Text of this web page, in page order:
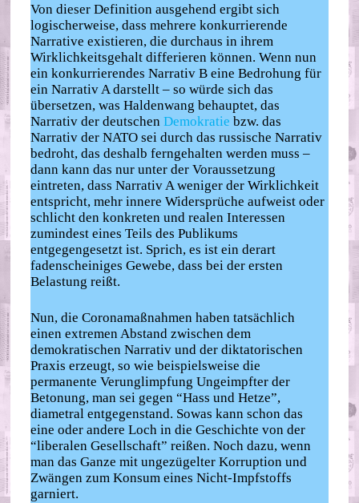
Von dieser Definition ausgehend ergibt sich
logischerweise, dass mehrere konkurrierende
Narrative existieren, die durchaus in ihrem
Wirklichkeitsgehalt differieren können. Wenn nun
ein konkurrierendes Narrativ B eine Bedrohung für
ein Narrativ A darstellt – so würde sich das
übersetzen, was Haldenwang behauptet, das
Narrativ der deutschenDemokratie bzw. das
Narrativ der NATO sei durch das russische Narrativ
bedroht, das deshalb ferngehalten werden muss –
dann kann das nur unter der Voraussetzung
eintreten, dass Narrativ A weniger der Wirklichkeit
entspricht, mehr innere Widersprüche aufweist oder
schlicht den konkreten und realen Interessen
zumindest eines Teils des Publikums
entgegengesetzt ist. Sprich, es ist ein derart
fadenscheiniges Gewebe, dass bei der ersten
Belastung reißt.
Nun, die Coronamaßnahmen haben tatsächlich
einen extremen Abstand zwischen dem
demokratischen Narrativ und der diktatorischen
Praxis erzeugt, so wie beispielsweise die
permanente Verunglimpfung Ungeimpfter der
Betonung, man sei gegen “Hass und Hetze”,
diametral entgegenstand. Sowas kann schon das
eine oder andere Loch in die Geschichte von der
“liberalen Gesellschaft” reißen. Noch dazu, wenn
man das Ganze mit ungezügelter Korruption und
Zwängen zum Konsum eines Nicht-Impfstoffs
garniert.